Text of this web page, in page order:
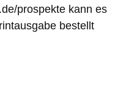
prospekte kann es
bestellt